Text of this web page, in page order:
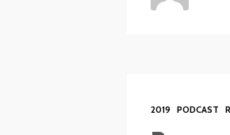
2019 PODCAST